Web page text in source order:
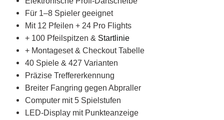
Für 1–8 Spieler geeignet
Mit 12 Pfeilen + 24 Pro Flights
+ 100 Pfeilspitzen & Startlinie
+ Montageset & Checkout Tabelle
40 Spiele & 427 Varianten
Präzise Treffererkennung
Breiter Fangring gegen Abpraller
Computer mit 5 Spielstufen
LED-Display mit Punkteanzeige